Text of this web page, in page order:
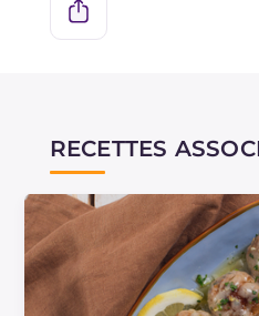
RECETTES